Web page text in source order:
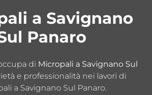
a Savignano
Panaro
di Micropali a Savignano Sul
e professionalità nei lavori di
a Savignano Sul Panaro.